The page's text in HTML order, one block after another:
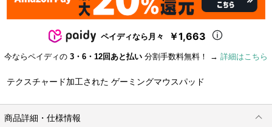
ペイディなら月々 ￥1,663
今ならペイディの 3・6・12回あと払い 分割手数料無料！ → 詳細はこちら
テクスチャード加工された ゲーミングマウスパッド
商品詳細・仕様情報